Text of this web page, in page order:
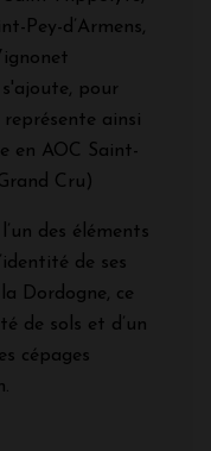
Pey-d’Armens,
pour
ainsi
en AOC Saint-
Cru)
des éléments
de ses
Dordogne, ce
de sols et d’un
cépages